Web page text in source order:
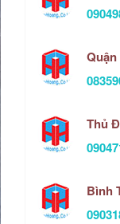
Thủ
Bình